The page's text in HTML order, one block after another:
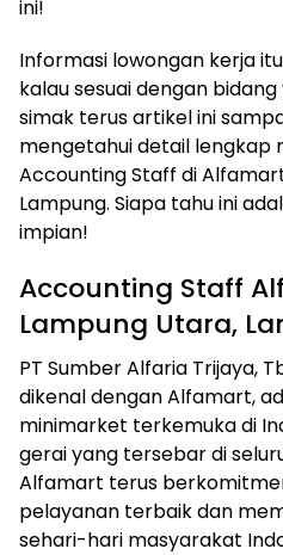
ini!
Informasi lowongan kerja
kalau sesuai dengan bidang
simak terus artikel ini
mengetahui detail lengkap
Accounting Staff di
Lampung. Siapa tahu ini
impian!
Accounting Staff
Lampung Utara,
PT Sumber Alfaria Trijaya,
dikenal dengan Alfamart,
minimarket terkemuka di
gerai yang tersebar di
Alfamart terus
pelayanan terbaik dan
sehari-hari masyarakat